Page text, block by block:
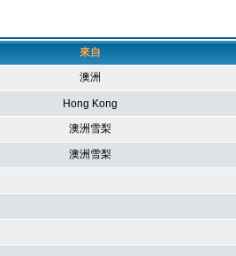
來自
澳洲
Hong Kong
澳洲雪梨
澳洲雪梨